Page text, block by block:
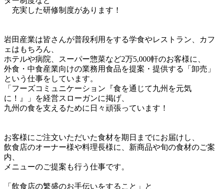
充実した研修制度があります！
岩田産業は皆さんが普段利用をする学食やレストラン、カフ
ェはもちろん、
ホテルや病院、スーパー惣菜など2万5,000軒のお客様に、
外食・中食産業向けの業務用食品を提案・提供する「卸売」
という仕事をしています。
「フーズコミュニケーション『食を通じて九州を元気
に！』」を経営スローガンに掲げ、
九州の食を支えるために日々頑張っています！
お客様にご注文いただいた食材を期日までにお届けし、
飲食店のオーナー様や料理長様に、新商品や旬の食材のご案
内、
メニューのご提案も行う仕事です。
「飲食店の繁盛のお手伝いをすること」と